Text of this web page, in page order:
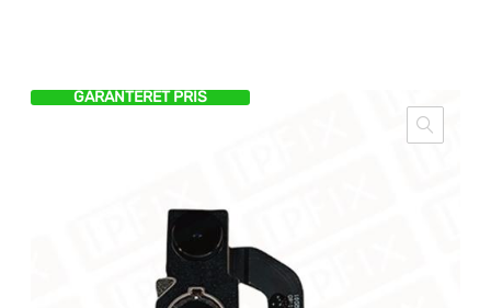
GARANTERET PRIS